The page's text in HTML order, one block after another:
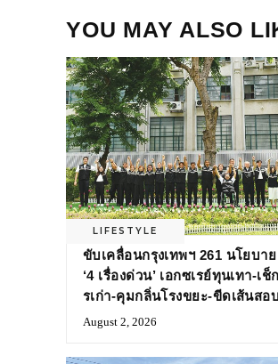
YOU MAY ALSO
LIFESTYLE
ขับเคลื่อนกรุงเทพฯ 261 นโยบา
‘4 เรื่องด่วน’ เอกซเรย์ทุนเทา-เช็
รเก่า-คุมกลิ่นโรงขยะ-ขีดเส้นสอ
August 2, 2026